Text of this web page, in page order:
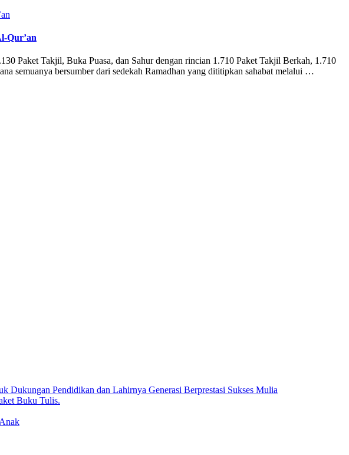
Qur’an
Paket Takjil, Buka Puasa, dan Sahur dengan rincian 1.710 Paket Takjil Berkah, 1.710
semuanya bersumber dari sedekah Ramadhan yang dititipkan sahabat melalui …
Pendidikan dan Lahirnya Generasi Berprestasi Sukses Mulia
Buku Tulis.